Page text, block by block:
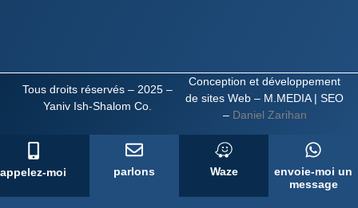
Tous droits réservés – 2025 –
Yaniv Ish-Shalom Co.
Conception et développement
de sites Web – M.MEDIA| SEO
– Daniel Zarihan
appelez-moi parlons Waze
envoie-moi un
message